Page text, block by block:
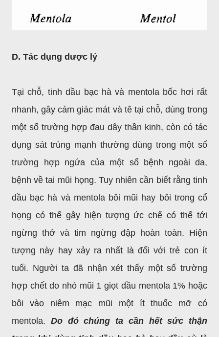
D. Tác dụng dược lý
Tại chỗ, tinh dầu bạc hà và mentola bốc hơi rất
nhanh, gây cảm giác mát và tê tại chỗ, dùng trong
một số trường hợp đau dây thần kinh, còn có tác
dụng sát trùng mạnh thường dùng trong một số
trường hợp ngứa của một số bệnh ngoài da,
bệnh về tai mũi họng. Tuy nhiên cần biết rằng tinh
dầu bạc hà và mentola bôi mũi hay bôi trong cổ
họng có thể gây hiện tượng ức chế có thể tới
ngừng thở và tim ngừng đập hoàn toàn. Hiện
tượng này hay xảy ra nhất là đối với trẻ con ít
tuổi. Người ta đã nhận xét thấy một số trường
hợp chết do nhỏ mũi 1 giọt dầu mentola 1% hoặc
bôi vào niêm mạc mũi một ít thuốc mỡ có
mentola. Do đó chúng ta cần hết sức thận